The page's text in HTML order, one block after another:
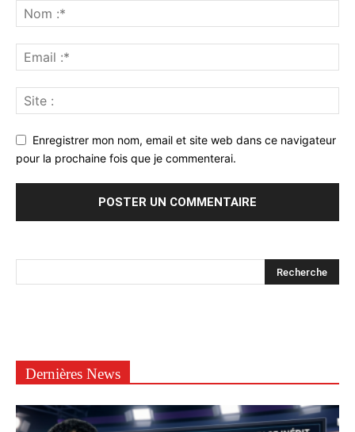
Enregistrer mon nom, email et site web dans ce navigateur
pour la prochaine fois que je commenterai.
Dernières News